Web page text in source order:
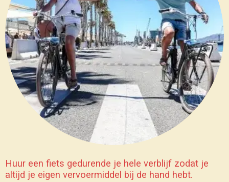
Huur een fiets gedurende je hele verblijf zodat je
altijd je eigen vervoermiddel bij de hand hebt.